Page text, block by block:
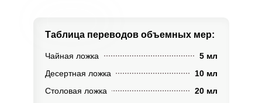
Таблица переводов объемных мер:
Чайная ложка
5 мл
Десертная ложка
10 мл
Столовая ложка
20 мл